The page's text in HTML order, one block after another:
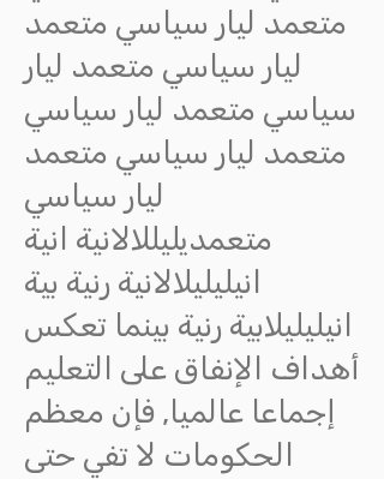
متعمد ليار سياسي متعمد
ليار سياسي متعمد ليار
سياسي متعمد ليار سياسي
متعمد ليار سياسي متعمد
ليار سياسي
متعمديليللالانية انية
انيليليلالانية رنية بية
انيليليلابية رنية بينما تعكس
أهداف الإنفاق على التعليم
إجماعا عالميا, فإن معظم
الحكومات لا تفي حتى